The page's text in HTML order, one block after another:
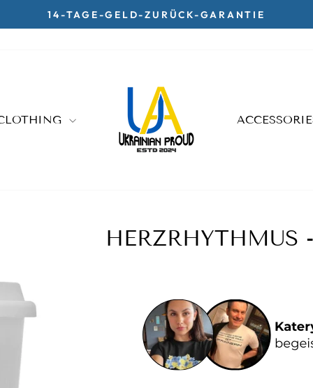
Pause
14-TAGE-GELD-ZURÜCK-GARANTIE
HERZRHYTHMUS